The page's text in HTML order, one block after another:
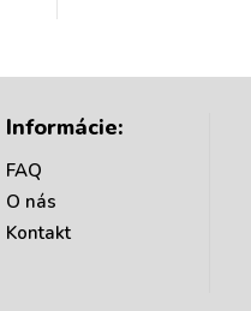
Informácie:
FAQ
O nás
Kontakt